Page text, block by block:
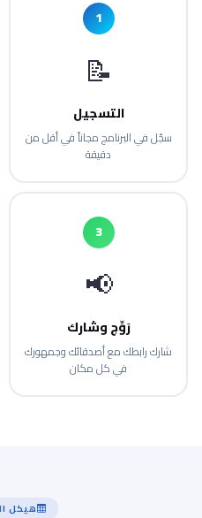
1
📝
التسجيل
سجّل في البرنامج مجاناً في أقل من
دقيقة
3
📢
رَوِّج وشارك
شارك رابطك مع أصدقائك وجمهورك
في كل مكان
هيكل